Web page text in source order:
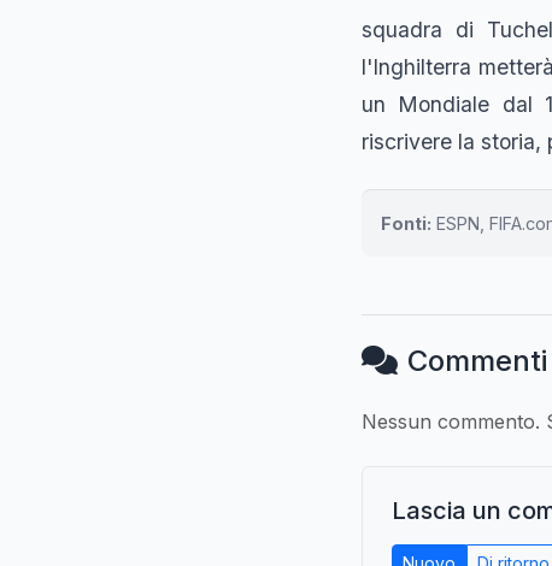
squadra di
l'Inghilterra
un Mondiale dal
riscrivere la storia,
Fonti: ESPN,
Commenti
Nessun commento.
Lascia un